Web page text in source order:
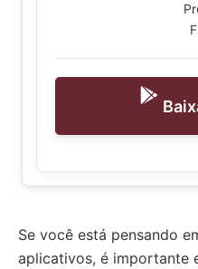
Se você está pensando
aplicativos, é importante